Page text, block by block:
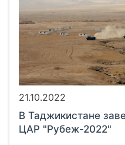
21.10.2022
В Таджикистане
ЦАР "Рубеж-2022"